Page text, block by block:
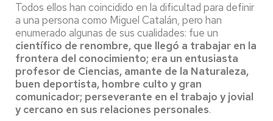
Todos ellos han coincidido en la dificultad para definir
a una persona como Miguel Catalán, pero han
enumerado algunas de sus cualidades: fue un
científico de renombre, que llegó a trabajar en la
frontera del conocimiento; era un entusiasta
profesor de Ciencias, amante de la Naturaleza,
buen deportista, hombre culto y gran
comunicador; perseverante en el trabajo y jovial
y cercano en sus relaciones personales.